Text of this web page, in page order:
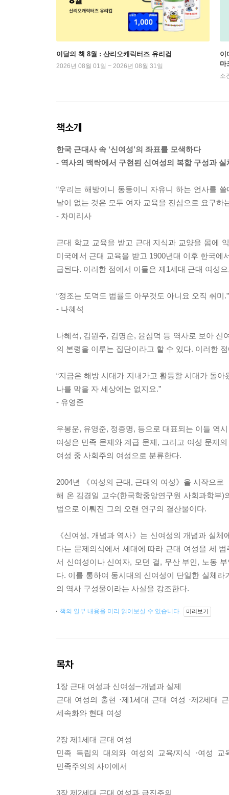
이달의 책 8월 : 산리오캐릭터즈 유리컵
2026년 08월 01일 ~ 2026년 08월 31일
이
마
소
책소개
한국 근대사 속 ‘신여성’의 좌표를 모색하다
- 역사의 맥락에서 구현된 신여성의 복합 구성과 실
“우리는 해방이니 동등이니 자유니 하는 언사를
날이 없는 것은 모두 여자 교육을 진심으로 요구하
- 차미리사
근대 학교 교육을 받고 근대 지식과 교양을 몸에
미국에서 근대 교육을 받고 1900년대 이후 한국
급된다. 이러한 점에서 이들은 제1세대 근대 여성
“정조는 도덕도 법률도 아무것도 아니요 오직 취미.”
- 나혜석
나혜석, 김원주, 김명순, 윤심덕 등 역사로 보아 신
의 본령을 이루는 집단이라고 할 수 있다. 이러한
“지금은 해방 시대가 지내가고 활동할 시대가 돌
나를 막을 자 세상에는 없지요.”
- 유영준
우봉운, 유영준, 정종명, 등으로 대표되는 이들 역
여성은 민족 문제와 계급 문제, 그리고 여성 문제
여성 중 사회주의 여성으로 분류한다.
2004년 《여성의 근대, 근대의 여성》을 시작으
해 온 김경일 교수(한국학중앙연구원 사회과학부
법으로 이뤄진 그의 오랜 연구의 결산물이다.
《신여성, 개념과 역사》는 신여성의 개념과 실
다는 문제의식에서 세대에 따라 근대 여성을 세
서 신여성이나 신여자, 모던 걸, 무산 부인, 노동
다. 이를 통하여 동시대의 신여성이 단일한 실체
의 역사 구성물이라는 사실을 강조한다.
책의 일부 내용을 미리 읽어보실 수 있습니다. 미리보기
목차
1장 근대 여성과 신여성─개념과 실제
근대 여성의 출현 ·제1세대 근대 여성 ·제2세대
세속화와 현대 여성
2장 제1세대 근대 여성
민족 독립의 대의와 여성의 교육/지식 ·여성
민족주의의 사이에서
3장 제2세대 근대 여성과 급진주의